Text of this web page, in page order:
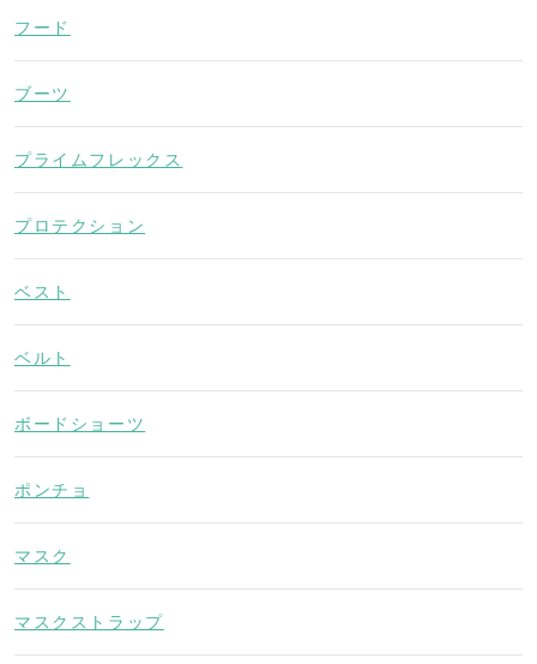
フード
ブーツ
プライムフレックス
プロテクション
ベスト
ベルト
ボードショーツ
ポンチョ
マスク
マスクストラップ